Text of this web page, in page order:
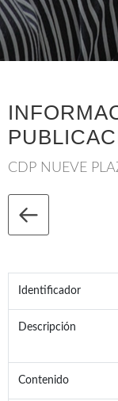
CDP NUEVE
Identificador
Descripción
Contenido